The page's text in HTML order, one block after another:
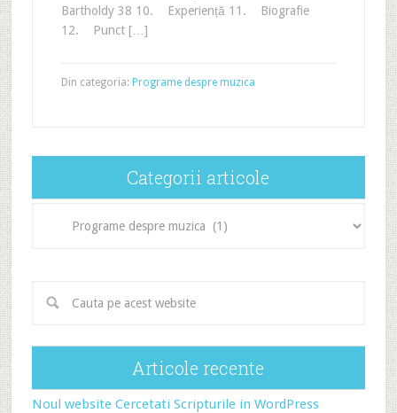
Bartholdy 38 10. Experiență 11. Biografie
12. Punct […]
Din categoria: Programe despre muzica
Categorii articole
articole
Articole recente
Noul website Cercetati Scripturile in WordPress